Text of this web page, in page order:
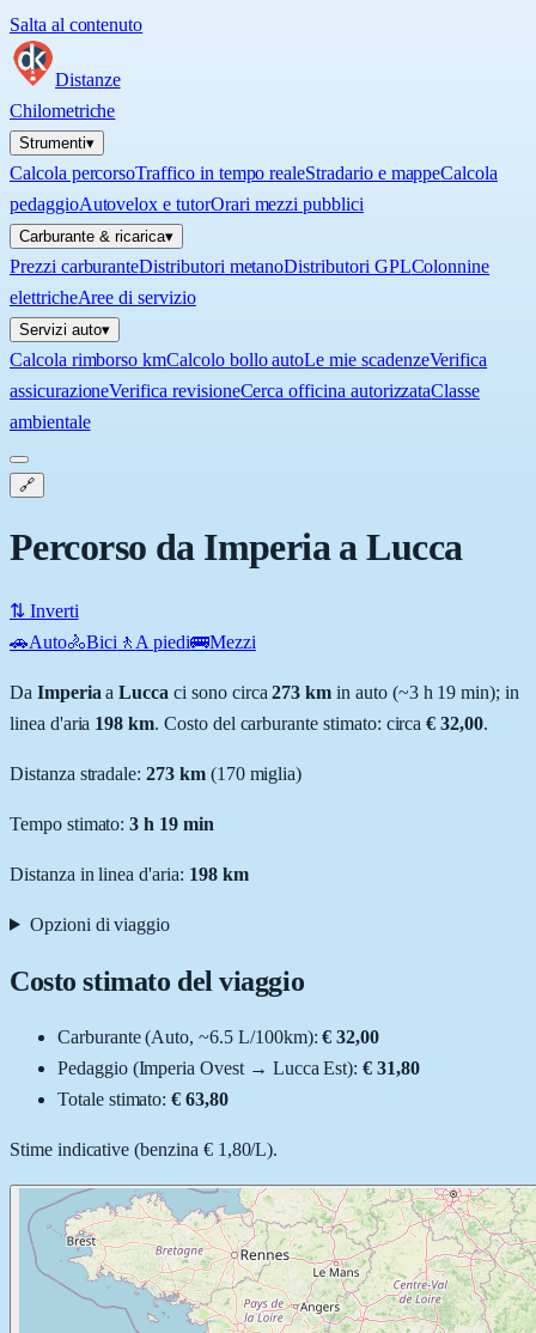
Salta al contenuto
Distanze
Chilometriche
Strumenti▾
Calcola percorsoTraffico in tempo realeStradario e mappeCalcola
pedaggioAutovelox e tutorOrari mezzi pubblici
Carburante & ricarica▾
Prezzi carburanteDistributori metanoDistributori GPLColonnine
elettricheAree di servizio
Servizi auto▾
Calcola rimborso kmCalcolo bollo autoLe mie scadenzeVerifica
assicurazioneVerifica revisioneCerca officina autorizzataClasse
ambientale
🔗
Percorso da Imperia a Lucca
⇅ Inverti
🚗Auto🚴Bici 🚶 A piedi🚌Mezzi
Da Imperia aLucca ci sono circa 273 km in auto (~3 h 19 min); in
linea d'aria 198 km. Costo del carburante stimato: circa € 32,00.
Distanza stradale:273km (170miglia)
Tempo stimato:3 h 19 min
Distanza in linea d'aria: 198km
Opzioni di viaggio
Costo stimato del viaggio
Carburante (Auto, ~6.5 L/100km): € 32,00
Pedaggio (Imperia Ovest→ Lucca Est): € 31,80
Totale stimato:€ 63,80
Stime indicative (benzina € 1,80/L).